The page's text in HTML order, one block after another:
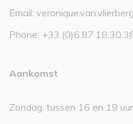
Email:
Phone:
Aankomst
Zondag: tussen 16 en 19 uur